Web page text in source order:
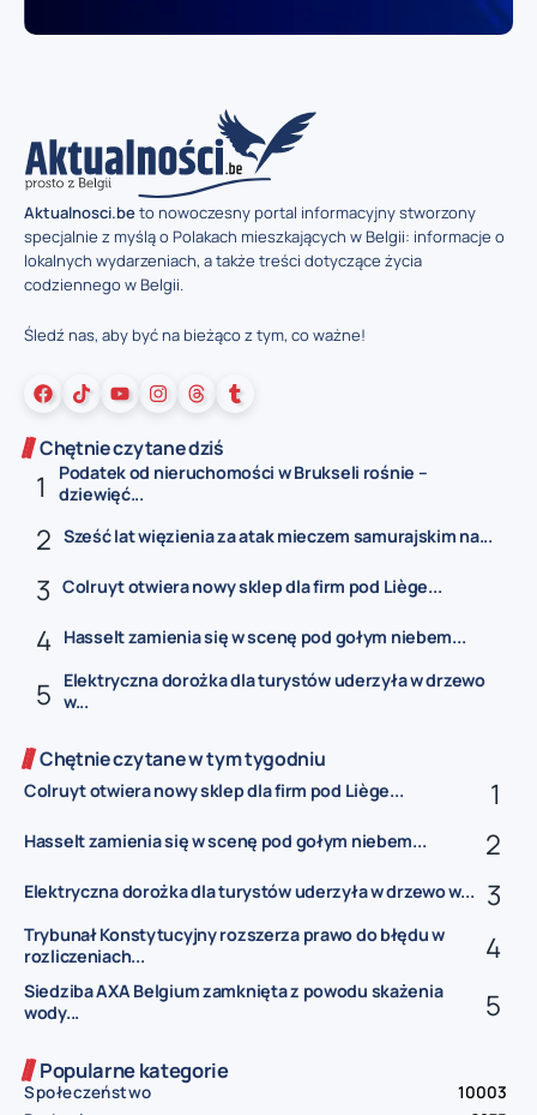
Aktualnosci.beto nowoczesny portal informacyjny stworzony
specjalnie z myślą o Polakach mieszkających w Belgii: informacje o
lokalnych wydarzeniach, a także treści dotyczące życia
codziennego w Belgii.
Śledź nas, aby być na bieżąco z tym, co ważne!
Chętnie czytane dziś
Podatek od nieruchomości w Brukseli rośnie –
dziewięć...
Sześć lat więzienia za atak mieczem samurajskim na...
Colruyt otwiera nowy sklep dla firm pod Liège...
Hasselt zamienia się w scenę pod gołym niebem...
Elektryczna dorożka dla turystów uderzyła w drzewo
w...
Chętnie czytane w tym tygodniu
Colruyt otwiera nowy sklep dla firm pod Liège...
Hasselt zamienia się w scenę pod gołym niebem...
Elektryczna dorożka dla turystów uderzyła w drzewo w...
Trybunał Konstytucyjny rozszerza prawo do błędu w
rozliczeniach...
Siedziba AXA Belgium zamknięta z powodu skażenia
wody...
Popularne kategorie
Społeczeństwo
10003